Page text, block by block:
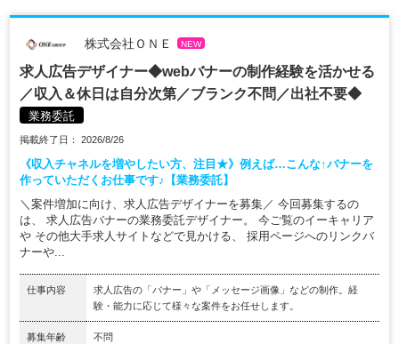
株式会社ＯＮＥ NEW
求人広告デザイナー◆webバナーの制作経験を活かせる
／収入＆休日は自分次第／ブランク不問／出社不要◆
業務委託
掲載終了日： 2026/8/26
《収入チャネルを増やしたい方、注目★》例えば…こんな↑バナーを
作っていただくお仕事です♪【業務委託】
＼案件増加に向け、求人広告デザイナーを募集／ 今回募集するの
は、 求人広告バナーの業務委託デザイナー。 今ご覧のイーキャリア
や その他大手求人サイトなどで見かける、 採用ページへのリンクバ
ナーや...
仕事内容
求人広告の「バナー」や「メッセージ画像」などの制作。経
験・能力に応じて様々な案件をお任せします。
募集年齢 不問